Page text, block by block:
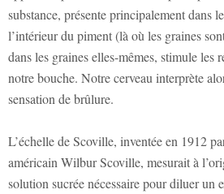
substance, présente principalement dans
l’intérieur du piment (là où les graines
dans les graines elles-mêmes, stimule les
notre bouche. Notre cerveau interprète
sensation de brûlure.
L’échelle de Scoville, inventée en 1912
américain Wilbur Scoville, mesurait à
solution sucrée nécessaire pour diluer un